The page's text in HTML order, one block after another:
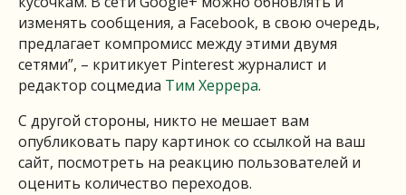
изменять сообщения, а Facebook, в свою очередь,
предлагает компромисс между этими двумя
сетями”, – критикует Pinterest журналист и
редактор соцмедиа Тим Херрера.
С другой стороны, никто не мешает вам
опубликовать пару картинок со ссылкой на ваш
сайт, посмотреть на реакцию пользователей и
оценить количество переходов.